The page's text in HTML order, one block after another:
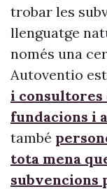
trobar les
llenguatge
només una
Autoventio
i consultores
fundacions i
també
tota mena
subvencions